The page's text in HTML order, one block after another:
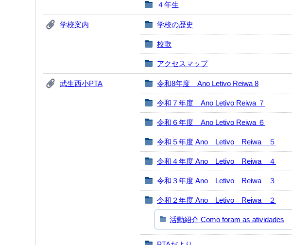
４年生
学校案内 学校の歴史
校歌
アクセスマップ
武生西小PTA 令和8年度 Ano Letivo Reiwa 8
令和７年度 Ano Letivo Reiwa ７
令和６年度 Ano Letivo Reiwa ６
令和５年度 Ano Letivo Reiwa ５
令和４年度 Ano Letivo Reiwa ４
令和３年度 Ano Letivo Reiwa ３
令和２年度 Ano Letivo Reiwa ２
活動紹介 Como foram as atividades